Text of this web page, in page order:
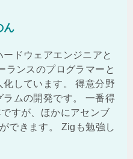
ん
ドウェアエンジニアと
ランスのプログラマーと
しています。 得意分野
ムの開発です。 一番得
すが、ほかにアセンブ
できます。 Zigも勉強し